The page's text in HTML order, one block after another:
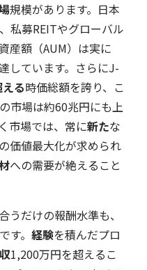
規模があります。日本
私募REITやグローバル
資産額（AUM）は実に
しています。さらにJ-
る時価総額を誇り、こ
市場は約60兆円にも上
市場では、常に新たな
価値最大化が求められ
への需要が絶えること
うだけの報酬水準も、
す。経験を積んだプロ
1,200万円を超えるこ